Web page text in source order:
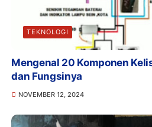
TEKNOLOGI
Mengenal 20 Komponen
dan Fungsinya
NOVEMBER 12, 2024